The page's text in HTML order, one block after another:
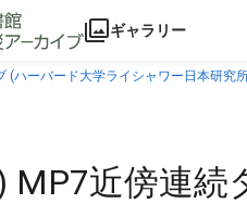
ギャラリー
(ハーバード大学ライシャワー日本研究
MP7近傍連